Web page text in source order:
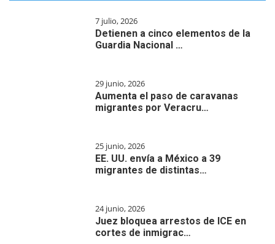
7 julio, 2026
Detienen a cinco elementos de la
Guardia Nacional …
29 junio, 2026
Aumenta el paso de caravanas
migrantes por Veracru…
25 junio, 2026
EE. UU. envía a México a 39
migrantes de distintas…
24 junio, 2026
Juez bloquea arrestos de ICE en
cortes de inmigrac…